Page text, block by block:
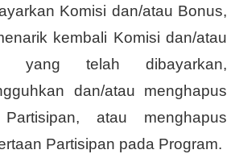
Komisi dan/atau Bonus,
kembali Komisi dan/atau
yang telah dibayarkan,
dan/atau menghapus
atau menghapus
Partisipan pada Program.